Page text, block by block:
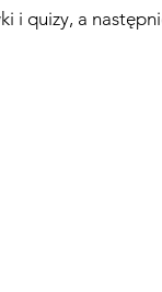
i quizy, a